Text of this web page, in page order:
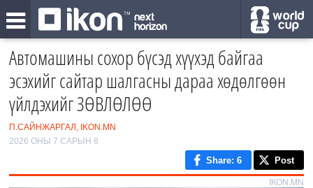
Автомашины сохор бүсэд хүүхэд байгаа
эсэхийг сайтар шалгасны дараа хөдөлгөөн
үйлдэхийг ЗӨВЛӨЛӨӨ
П.САЙНЖАРГАЛ, IKON.MN
2026 ОНЫ 7 САРЫН 8
Share: 6 Post
IKON.MN